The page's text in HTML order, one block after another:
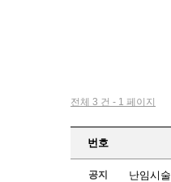
전체 3 건 - 1 페이지
번호
공지 난임시